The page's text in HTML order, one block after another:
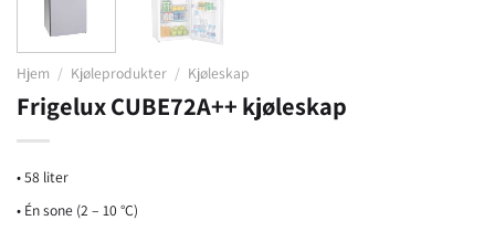
Hjem / Kjøleprodukter / Kjøleskap
Frigelux CUBE72A++ kjøleskap
• 58 liter
• Én sone (2 – 10 °C)